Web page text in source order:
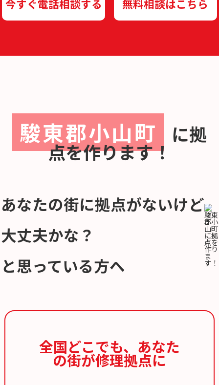
今すぐ電話相談する 無料相談はこちら
駿東郡小山町 に拠
点を作ります！
あなたの街に拠点がないけど
大丈夫かな？
と思っている方へ
全国どこでも、 あなた
の街が修理拠点に